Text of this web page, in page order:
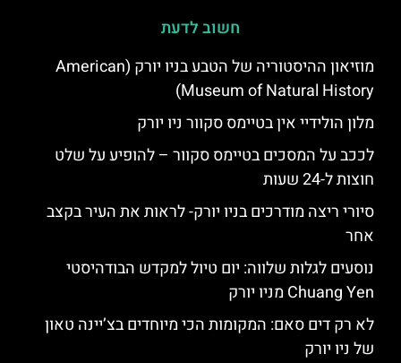
חשוב לדעת
מוזיאון ההיסטוריה של הטבע בניו יורק (American
Museum of Natural History)
מלון הולידיי אין בטיימס סקוור ניו יורק
לככב על המסכים בטיימס סקוור – להופיע על שלט
חוצות ל-24 שעות
סיורי ריצה מודרכים בניו יורק- לראות את העיר בקצב
אחר
נוסעים לגלות שלווה: יום טיול למקדש הבודהיסטי
Chuang Yen מניו יורק
לא רק דים סאם: המקומות הכי מיוחדים בצ’יינה טאון
של ניו יורק